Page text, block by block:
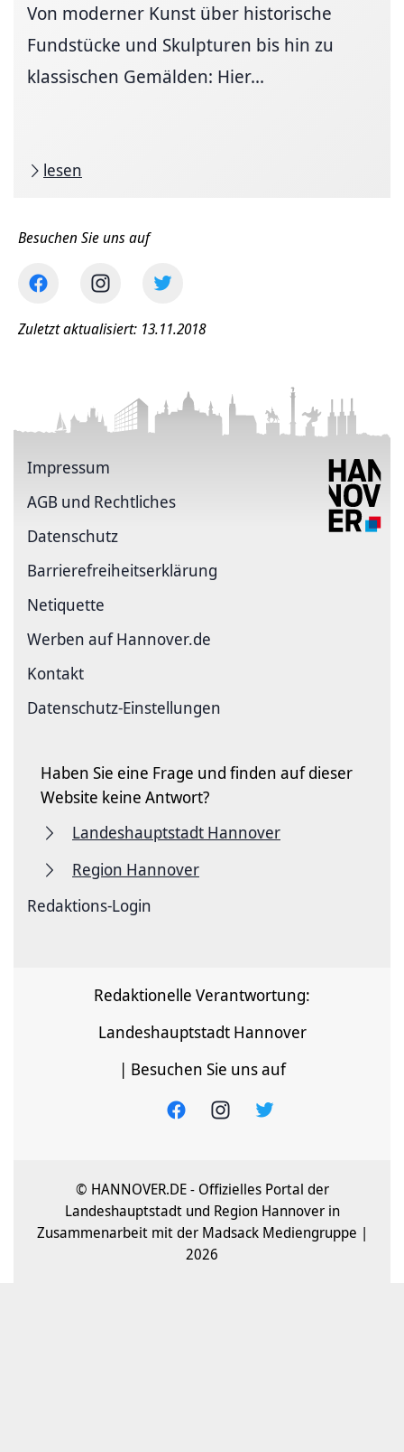
Von moderner Kunst über historische
Fundstücke und Skulpturen bis hin zu
klassischen Gemälden: Hier...
lesen
Besuchen Sie uns auf
Zuletzt aktualisiert: 13.11.2018
Impressum
AGB und Rechtliches
Datenschutz
Barriere­freiheits­erklärung
Netiquette
Werben auf Hannover.de
Kontakt
Datenschutz-Einstellungen
Haben Sie eine Frage und finden auf dieser
Website keine Antwort?
Landeshauptstadt Hannover
Region Hannover
Redaktions-Login
Redaktionelle Verantwortung:
Landeshauptstadt Hannover
| Besuchen Sie uns auf
© HANNOVER.DE - Offizielles Portal der
Landeshauptstadt und Region Hannover in
Zusammenarbeit mit der Madsack Mediengruppe |
2026